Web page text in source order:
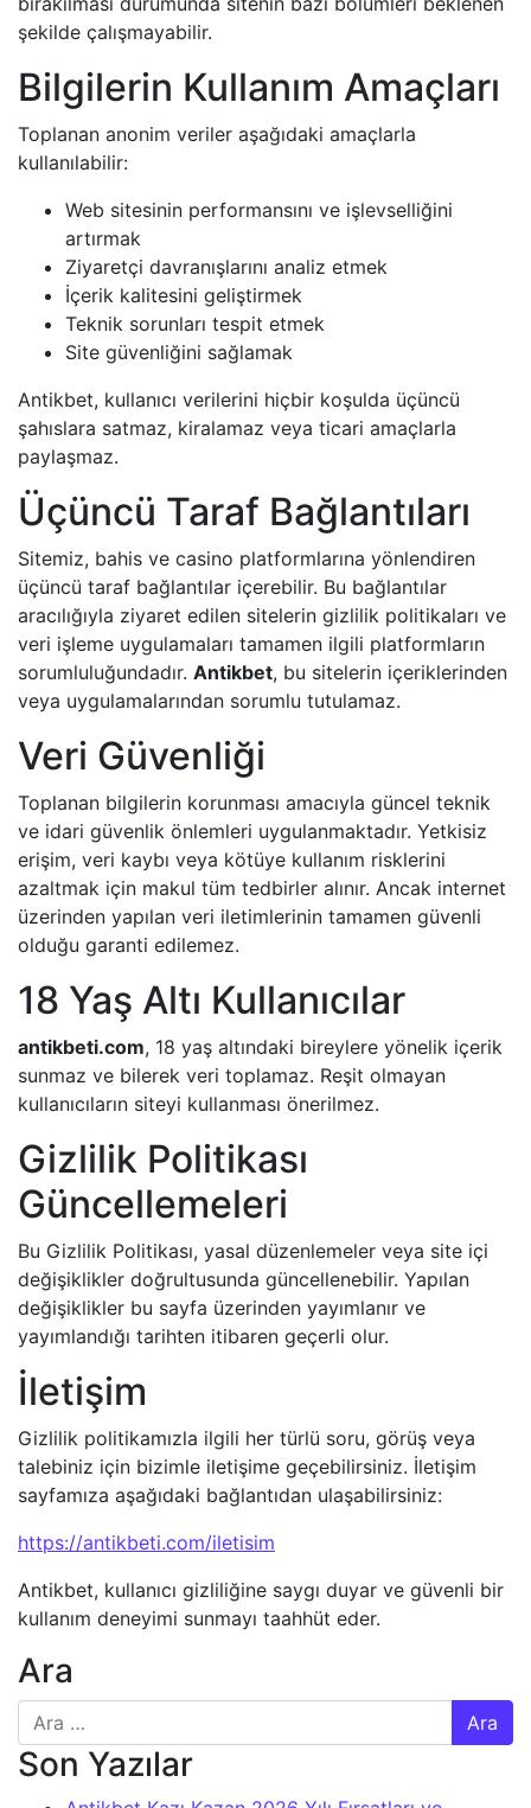
şekilde çalışmayabilir.
Bilgilerin Kullanım Amaçları
Toplanan anonim veriler aşağıdaki amaçlarla
kullanılabilir:
Web sitesinin performansını ve işlevselliğini
artırmak
Ziyaretçi davranışlarını analiz etmek
İçerik kalitesini geliştirmek
Teknik sorunları tespit etmek
Site güvenliğini sağlamak
Antikbet, kullanıcı verilerini hiçbir koşulda üçüncü
şahıslara satmaz, kiralamaz veya ticari amaçlarla
paylaşmaz.
Üçüncü Taraf Bağlantıları
Sitemiz, bahis ve casino platformlarına yönlendiren
üçüncü taraf bağlantılar içerebilir. Bu bağlantılar
aracılığıyla ziyaret edilen sitelerin gizlilik politikaları ve
veri işleme uygulamaları tamamen ilgili platformların
sorumluluğundadır. Antikbet, bu sitelerin içeriklerinden
veya uygulamalarından sorumlu tutulamaz.
Veri Güvenliği
Toplanan bilgilerin korunması amacıyla güncel teknik
ve idari güvenlik önlemleri uygulanmaktadır. Yetkisiz
erişim, veri kaybı veya kötüye kullanım risklerini
azaltmak için makul tüm tedbirler alınır. Ancak internet
üzerinden yapılan veri iletimlerinin tamamen güvenli
olduğu garanti edilemez.
18 Yaş Altı Kullanıcılar
antikbeti.com, 18 yaş altındaki bireylere yönelik içerik
sunmaz ve bilerek veri toplamaz. Reşit olmayan
kullanıcıların siteyi kullanması önerilmez.
Gizlilik Politikası
Güncellemeleri
Bu Gizlilik Politikası, yasal düzenlemeler veya site içi
değişiklikler doğrultusunda güncellenebilir. Yapılan
değişiklikler bu sayfa üzerinden yayımlanır ve
yayımlandığı tarihten itibaren geçerli olur.
İletişim
Gizlilik politikamızla ilgili her türlü soru, görüş veya
talebiniz için bizimle iletişime geçebilirsiniz. İletişim
sayfamıza aşağıdaki bağlantıdan ulaşabilirsiniz:
https://antikbeti.com/iletisim
Antikbet, kullanıcı gizliliğine saygı duyar ve güvenli bir
kullanım deneyimi sunmayı taahhüt eder.
Ara
Arama:
Son Yazılar